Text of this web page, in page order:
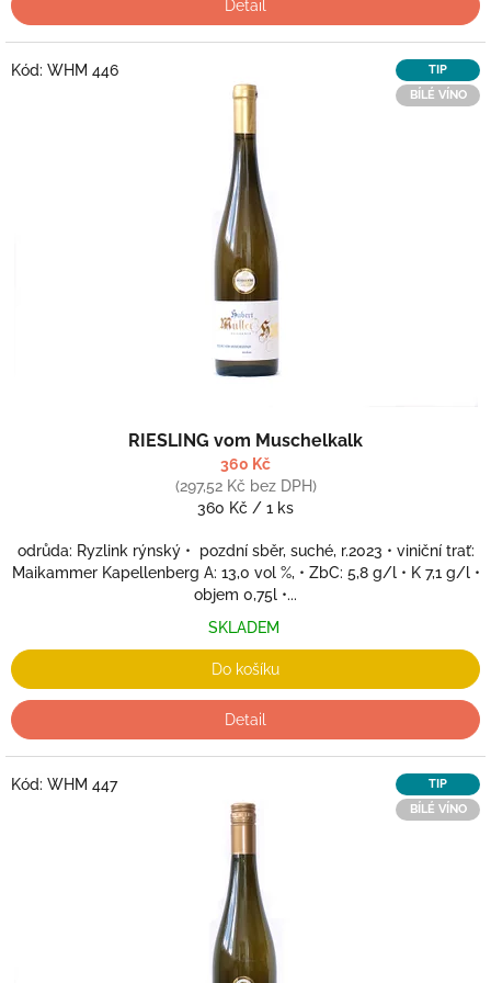
Detail
TIP
BÍLÉ VÍNO
RIESLING vom Muschelkalk
360 Kč
(297,52 Kč bez DPH)
Měrná
360 Kč / 1 ks
odrůda: Ryzlink rýnský • pozdní sběr, suché, r.2023 • viniční trať:
Maikammer Kapellenberg A: 13,0 vol %, • ZbC: 5,8 g/l • K 7,1 g/l •
objem 0,75l •...
SKLADEM
Do košíku
Detail
Kód: WHM 446
TIP
BÍLÉ VÍNO
Kód: WHM 447